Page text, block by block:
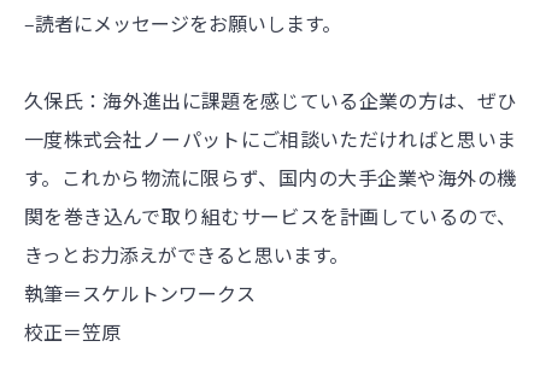
‒読者にメッセージをお願いします。
久保氏：海外進出に課題を感じている企業の方は、ぜひ
一度株式会社ノーパットにご相談いただければと思いま
す。これから物流に限らず、国内の大手企業や海外の機
関を巻き込んで取り組むサービスを計画しているので、
きっとお力添えができると思います。
執筆＝スケルトンワークス
校正＝笠原